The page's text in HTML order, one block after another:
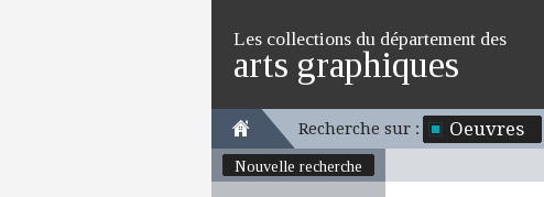
Les collections du département des
arts graphiques
Recherche sur : Oeuvres
Nouvelle recherche